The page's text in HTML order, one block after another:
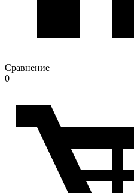
Сравнение
0